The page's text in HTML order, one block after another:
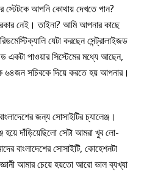
স্টেটকে আপনি কোথায় দেখতে পান?
নেই। তাইনা? আমি আপনার কাছে
যেটা করছেন সেন্ট্রালাইজড
একটা পাওয়ার সিস্টেমের মধ্যে আছেন,
৬৪জন সচিবকে দিয়ে করতে হয় আপনার।
জন্য সোসাইটির চ্যালেঞ্জ।
হয়ে দাঁড়িয়েছিলো সেটা আমরা খুব লো-
বাংলাদেশের সোসাইটি, কোহেশনটা
আমার চেয়ে হয়তো আরো ভাল ব্যখ্যা